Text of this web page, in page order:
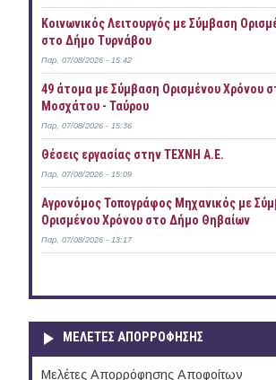
Κοινωνικός Λειτουργός με Σύμβαση
στο Δήμο Τυρνάβου
Παρ, 07/08/2026 - 15:42
49 άτομα με Σύμβαση Ορισμένου Χρόνου
Μοσχάτου - Ταύρου
Παρ, 07/08/2026 - 15:36
Θέσεις εργασίας στην ΤΕΧΝΗ Α.Ε.
Παρ, 07/08/2026 - 15:09
Αγρονόμος Τοπογράφος Μηχανικός με
Ορισμένου Χρόνου στο Δήμο Θηβαίων
Παρ, 07/08/2026 - 13:17
ΜΕΛΕΤΕΣ ΑΠΟΡΡΟΦΗΣΗΣ
Μελέτες Απορρόφησης Αποφοίτων